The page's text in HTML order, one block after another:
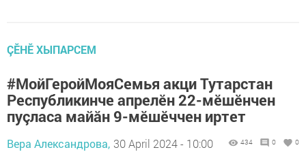
ÇӖНӖ ХЫПАРСЕМ
#МойГеройМояСемья акци Тутарстан
Республикинче апрелӗн 22-мӗшӗнчен
пуçласа майăн 9-мӗшӗччен иртет
Вера Александрова, 30 April 2024 - 10:00 434 0 0